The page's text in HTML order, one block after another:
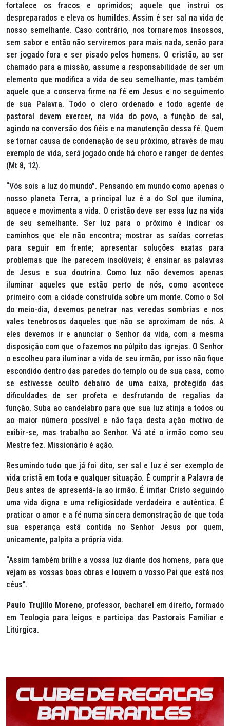
fortalece os fracos e oprimidos; aquele que instrui os
despreparados e eleva os humildes. Assim é ser sal na vida de
nosso semelhante. Caso contrário, nos tornaremos insossos,
sem sabor e então não serviremos para mais nada, senão para
ser jogado fora e ser pisado pelos homens. O cristão, ao ser
chamado para a missão, assume a responsabilidade de ser um
elemento que modifica a vida de seu semelhante, mas também
aquele que a conserva firme na fé em Jesus e no seguimento
de sua Palavra. Todo o clero ordenado e todo agente de
pastoral devem exercer, na vida do povo, a função de sal,
agindo na conversão dos fiéis e na manutenção dessa fé. Quem
se tornar causa de condenação de seu próximo, através de mau
exemplo de vida, será jogado onde há choro e ranger de dentes
(Mt 8, 12).
“Vós sois a luz do mundo”. Pensando em mundo como apenas o
nosso planeta Terra, a principal luz é a do Sol que ilumina,
aquece e movimenta a vida. O cristão deve ser essa luz na vida
de seu semelhante. Ser luz para o próximo é indicar os
caminhos que ele não encontra; mostrar as saídas corretas
para seguir em frente; apresentar soluções exatas para
problemas que lhe parecem insolúveis; é ensinar as palavras
de Jesus e sua doutrina. Como luz não devemos apenas
iluminar aqueles que estão perto de nós, como acontece
primeiro com a cidade construída sobre um monte. Como o Sol
do meio-dia, devemos penetrar nas veredas sombrias e nos
vales tenebrosos daqueles que não se aproximam de nós. A
eles devemos ir e anunciar o Senhor da vida, com a mesma
disposição com que o fazemos no púlpito das igrejas. O Senhor
o escolheu para iluminar a vida de seu irmão, por isso não fique
escondido dentro das paredes do templo ou de sua casa, como
se estivesse oculto debaixo de uma caixa, protegido das
dificuldades de ser profeta e desfrutando de regalias da
função. Suba ao candelabro para que sua luz atinja a todos ou
ao maior número possível e não faça desta ação motivo de
exibir-se, mas trabalho ao Senhor. Vá até o irmão como seu
Mestre fez. Missionário é ação.
Resumindo tudo que já foi dito, ser sal e luz é ser exemplo de
vida cristã em toda e qualquer situação. É cumprir a Palavra de
Deus antes de apresentá-la ao irmão. É imitar Cristo seguindo
uma vida digna e uma religiosidade verdadeira e autêntica. É
praticar o amor e a fé numa sincera demonstração de que toda
sua esperança está contida no Senhor Jesus por quem,
unicamente, palpita a própria vida.
“Assim também brilhe a vossa luz diante dos homens, para que
vejam as vossas boas obras e louvem o vosso Pai que está nos
céus”.
Paulo Trujillo Moreno, professor, bacharel em direito, formado
em Teologia para leigos e participa das Pastorais Familiar e
Litúrgica.